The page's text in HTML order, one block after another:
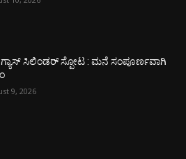
ಸಿಲಿಂಡರ್ ಸ್ಪೋಟ : ಮನೆ ಸಂಪೂರ್ಣವಾಗಿ
9, 2026